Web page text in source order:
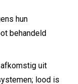
hun
behandeld
uit
lood is